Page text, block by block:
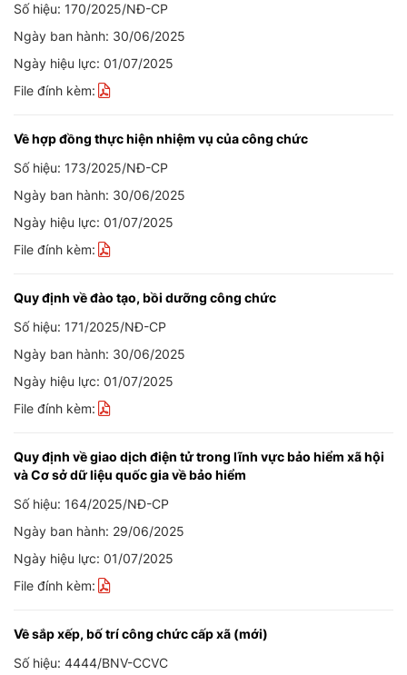
Số hiệu: 170/2025/NĐ-CP
Ngày ban hành: 30/06/2025
Ngày hiệu lực: 01/07/2025
File đính kèm:
Về hợp đồng thực hiện nhiệm vụ của công chức
Số hiệu: 173/2025/NĐ-CP
Ngày ban hành: 30/06/2025
Ngày hiệu lực: 01/07/2025
File đính kèm:
Quy định về đào tạo, bồi dưỡng công chức
Số hiệu: 171/2025/NĐ-CP
Ngày ban hành: 30/06/2025
Ngày hiệu lực: 01/07/2025
File đính kèm:
Quy định về giao dịch điện tử trong lĩnh vực bảo hiểm xã hội
và Cơ sở dữ liệu quốc gia về bảo hiểm
Số hiệu: 164/2025/NĐ-CP
Ngày ban hành: 29/06/2025
Ngày hiệu lực: 01/07/2025
File đính kèm:
Về sắp xếp, bố trí công chức cấp xã (mới)
Số hiệu: 4444/BNV-CCVC